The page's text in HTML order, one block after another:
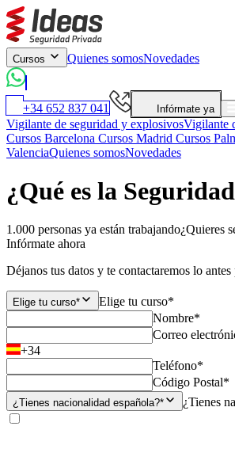
Cursos Quienes somosNovedades
+34 652 837 041 Infórmate ya
Vigilante de seguridad y explosivosVigilante
Cursos Barcelona Cursos Madrid Cursos
ValenciaQuienes somosNovedades
¿Qué es la
1.000 personas ya están trabajando¿Quieres
Infórmate ahora
Déjanos tus datos y te contactaremos lo antes
Elige tu curso*
Elige tu curso*
Nombre*
Correo
+34
Teléfono*
Código Postal*
¿Tienes nacionalidad española?* ¿Tienes